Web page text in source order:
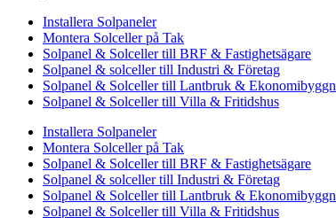
Installera Solpaneler
Montera Solceller på Tak
Solpanel & Solceller till BRF & Fastighetsägare
Solpanel & solceller till Industri & Företag
Solpanel & Solceller till Lantbruk &
Solpanel & Solceller till Villa & Fritidshus
Installera Solpaneler
Montera Solceller på Tak
Solpanel & Solceller till BRF & Fastighetsägare
Solpanel & solceller till Industri & Företag
Solpanel & Solceller till Lantbruk &
Solpanel & Solceller till Villa & Fritidshus